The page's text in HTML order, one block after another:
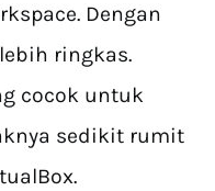
Dengan
ringkas.
cocok untuk
sedikit rumit